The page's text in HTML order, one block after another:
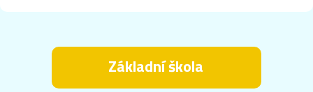
Základní škola